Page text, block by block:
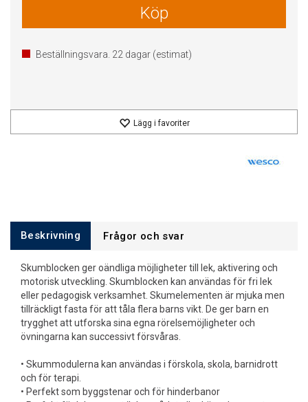
Köp
Beställningsvara. 22 dagar (estimat)
Lägg i favoriter
Beskrivning Frågor och svar
Skumblocken ger oändliga möjligheter till lek, aktivering och
motorisk utveckling. Skumblocken kan användas för fri lek
eller pedagogisk verksamhet. Skumelementen är mjuka men
tillräckligt fasta för att tåla flera barns vikt. De ger barn en
trygghet att utforska sina egna rörelsemöjligheter och
övningarna kan successivt försvåras.
• Skummodulerna kan användas i förskola, skola, barnidrott
och för terapi.
• Perfekt som byggstenar och för hinderbanor